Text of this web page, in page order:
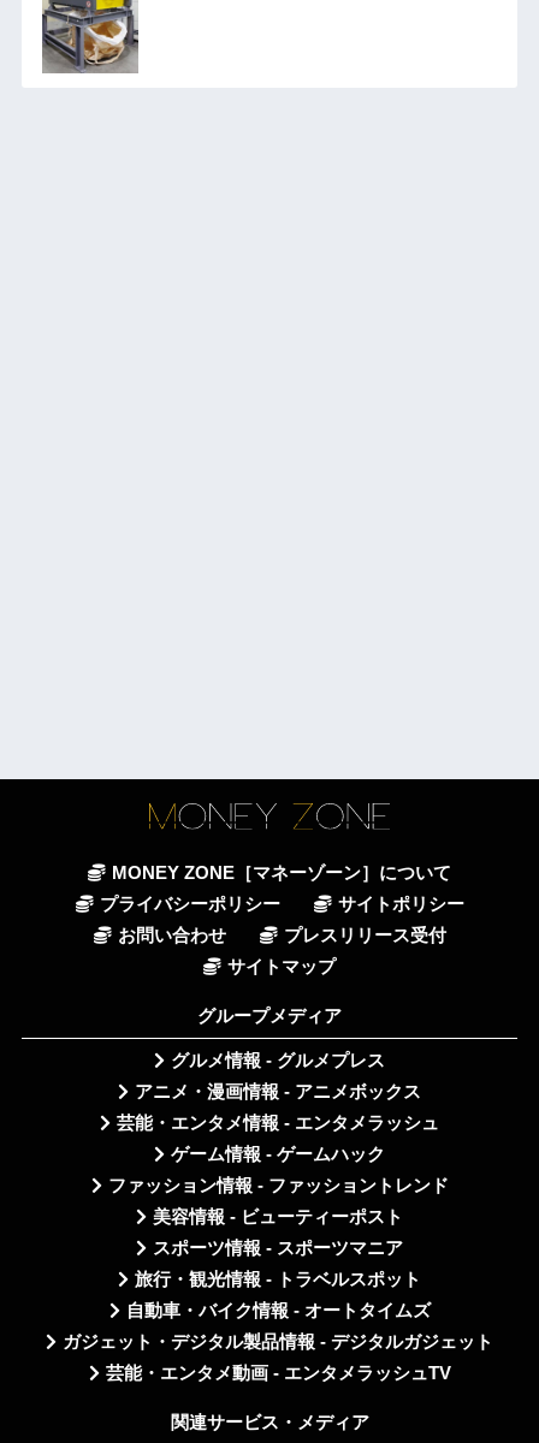
MONEY ZONE［マネーゾーン］について
プライバシーポリシー
サイトポリシー
お問い合わせ
プレスリリース受付
サイトマップ
グループメディア
グルメ情報 - グルメプレス
アニメ・漫画情報 - アニメボックス
芸能・エンタメ情報 - エンタメラッシュ
ゲーム情報 - ゲームハック
ファッション情報 - ファッショントレンド
美容情報 - ビューティーポスト
スポーツ情報 - スポーツマニア
旅行・観光情報 - トラベルスポット
自動車・バイク情報 - オートタイムズ
ガジェット・デジタル製品情報 - デジタルガジェット
芸能・エンタメ動画 - エンタメラッシュTV
関連サービス・メディア